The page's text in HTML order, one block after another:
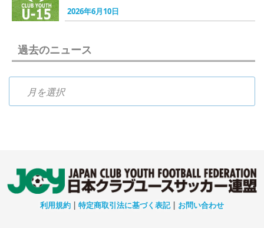
2026年6月10日
過去のニュース
利用規約 | 特定商取引法に基づく表記| お問い合わせ